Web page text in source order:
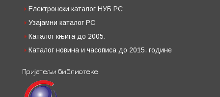
Електронски каталог НУБ РС
Узајамни каталог РС
Каталог књига до 2005.
Каталог новина и часописа до 2015. године
Пријатељи библиотеке